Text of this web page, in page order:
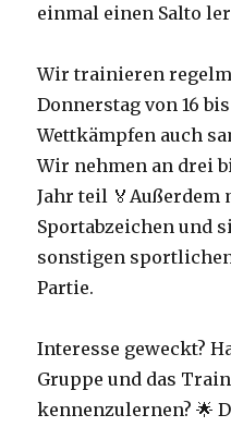
einmal einen Salto
Wir trainieren
Donnerstag von 16
Wettkämpfen auch
Wir nehmen an drei
Jahr teil 🏅Außerdem
Sportabzeichen und
sonstigen
Partie.
Interesse geweckt?
Gruppe und das
kennenzulernen? 🌟